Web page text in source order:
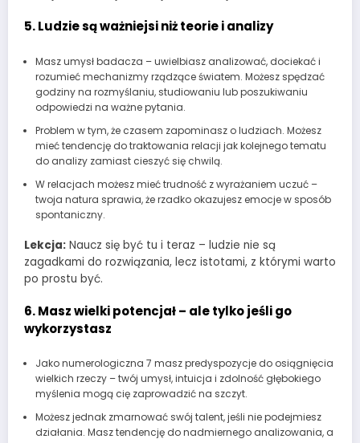
5. Ludzie są ważniejsi niż teorie i analizy
Masz umysł badacza – uwielbiasz analizować, dociekać i
rozumieć mechanizmy rządzące światem. Możesz spędzać
godziny na rozmyślaniu, studiowaniu lub poszukiwaniu
odpowiedzi na ważne pytania.
Problem w tym, że czasem zapominasz o ludziach. Możesz
mieć tendencję do traktowania relacji jak kolejnego tematu
do analizy zamiast cieszyć się chwilą.
W relacjach możesz mieć trudność z wyrażaniem uczuć –
twoja natura sprawia, że rzadko okazujesz emocje w sposób
spontaniczny.
Lekcja: Naucz się być tu i teraz – ludzie nie są
zagadkami do rozwiązania, lecz istotami, z którymi warto
po prostu być.
6. Masz wielki potencjał – ale tylko jeśli go
wykorzystasz
Jako numerologiczna 7 masz predyspozycje do osiągnięcia
wielkich rzeczy – twój umysł, intuicja i zdolność głębokiego
myślenia mogą cię zaprowadzić na szczyt.
Możesz jednak zmarnować swój talent, jeśli nie podejmiesz
działania. Masz tendencję do nadmiernego analizowania, a